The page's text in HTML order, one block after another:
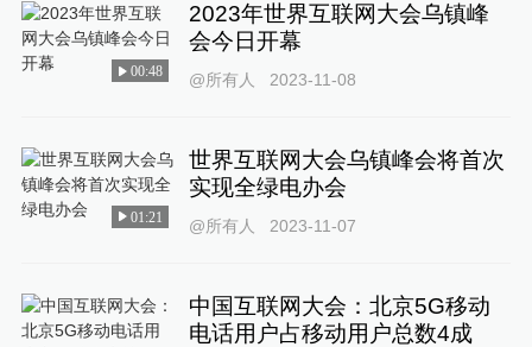
00:48
2023年世界互联网大会乌镇峰
会今日开幕
@所有人 2023-11-08
01:21
世界互联网大会乌镇峰会将首次
实现全绿电办会
@所有人 2023-11-07
中国互联网大会：北京5G移动
电话用户占移动用户总数4成